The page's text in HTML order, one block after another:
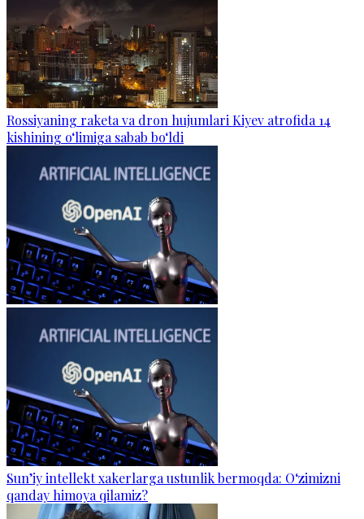
Rossiyaning raketa va dron hujumlari Kiyev atrofida 14
kishining o‘limiga sabab bo‘ldi
Sun’iy intellekt xakerlarga ustunlik bermoqda: O‘zimizni
qanday himoya qilamiz?